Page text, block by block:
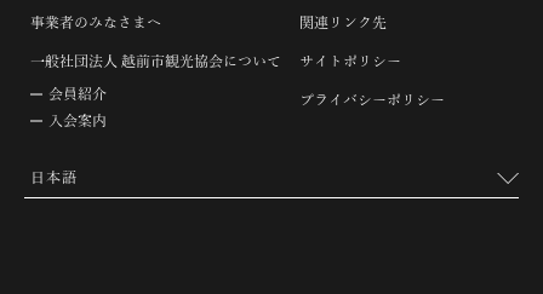
事業者のみなさまへ
一般社団法人 越前市観光協会について
会員紹介
入会案内
関連リンク先
サイトポリシー
プライバシーポリシー